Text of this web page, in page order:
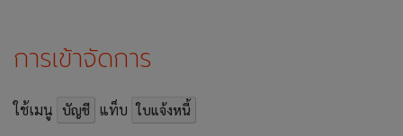
การเข้าจัดการ
ใช้เมนู บัญชี แท็บ ใบแจ้งหนี้